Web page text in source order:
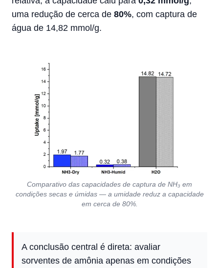
uma redução de cerca de 80%, com captura de
água de 14,82 mmol/g.
Comparativo das capacidades de captura de NH₃ em
condições secas e úmidas — a umidade reduz a capacidade
em cerca de 80%.
A conclusão central é direta: avaliar
sorventes de amônia apenas em condições